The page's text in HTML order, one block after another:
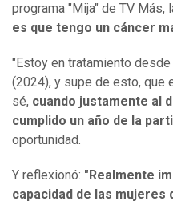
programa "Mija" de TV Más,
es que tengo un cáncer
"Estoy en tratamiento
(2024), y supe de esto, que
sé, cuando justamente al
cumplido un año de la
oportunidad.
Y reflexionó: "Realmente
capacidad de las